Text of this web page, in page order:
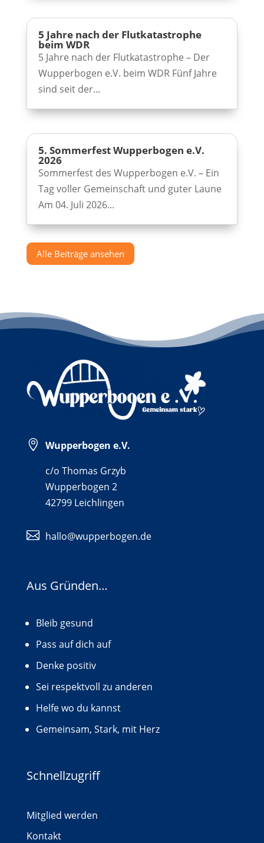
5 Jahre nach der Flutkatastrophe
beim WDR
5 Jahre nach der Flutkatastrophe – Der
Wupperbogen e.V. beim WDR Fünf Jahre
sind seit der...
5. Sommerfest Wupperbogen e.V.
2026
Sommerfest des Wupperbogen e.V. – Ein
Tag voller Gemeinschaft und guter Laune
Am 04. Juli 2026...
Alle Beiträge ansehen
 Wupperbogen e.V.
c/o Thomas Grzyb
Wupperbogen 2
42799 Leichlingen
 hallo@wupperbogen.de
Aus Gründen…
Bleib gesund
Pass auf dich auf
Denke positiv
Sei respektvoll zu anderen
Helfe wo du kannst
Gemeinsam, Stark, mit Herz
Schnellzugriff
Mitglied werden
Kontakt